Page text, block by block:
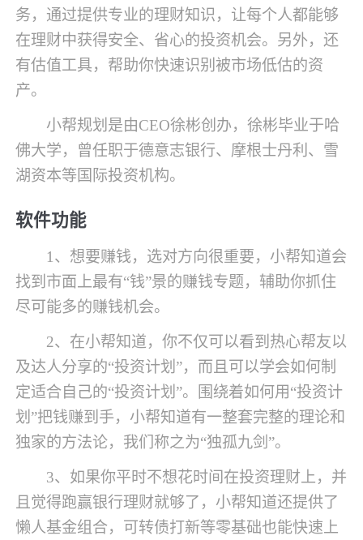
务，通过提供专业的理财知识，让每个人都能够
在理财中获得安全、省心的投资机会。另外，还
有估值工具，帮助你快速识别被市场低估的资
产。
小帮规划是由CEO徐彬创办，徐彬毕业于哈
佛大学，曾任职于德意志银行、摩根士丹利、雪
湖资本等国际投资机构。
软件功能
1、想要赚钱，选对方向很重要，小帮知道会
找到市面上最有“钱”景的赚钱专题，辅助你抓住
尽可能多的赚钱机会。
2、在小帮知道，你不仅可以看到热心帮友以
及达人分享的“投资计划”，而且可以学会如何制
定适合自己的“投资计划”。围绕着如何用“投资计
划”把钱赚到手，小帮知道有一整套完整的理论和
独家的方法论，我们称之为“独孤九剑”。
3、如果你平时不想花时间在投资理财上，并
且觉得跑赢银行理财就够了，小帮知道还提供了
懒人基金组合，可转债打新等零基础也能快速上